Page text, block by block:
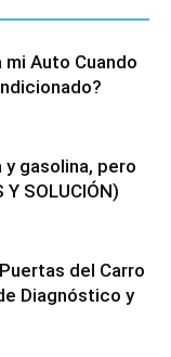
Auto Cuando
gasolina, pero
SOLUCIÓN)
del Carro
Diagnóstico y